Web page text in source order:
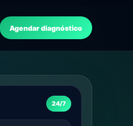
Agendar diagnóstico
24/7